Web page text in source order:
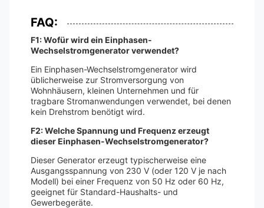
FAQ:
F1: Wofür wird ein Einphasen-
Wechselstromgenerator verwendet?
Ein Einphasen-Wechselstromgenerator wird
üblicherweise zur Stromversorgung von
Wohnhäusern, kleinen Unternehmen und für
tragbare Stromanwendungen verwendet, bei denen
kein Drehstrom benötigt wird.
F2: Welche Spannung und Frequenz erzeugt
dieser Einphasen-Wechselstromgenerator?
Dieser Generator erzeugt typischerweise eine
Ausgangsspannung von 230 V (oder 120 V je nach
Modell) bei einer Frequenz von 50 Hz oder 60 Hz,
geeignet für Standard-Haushalts- und
Gewerbegeräte.